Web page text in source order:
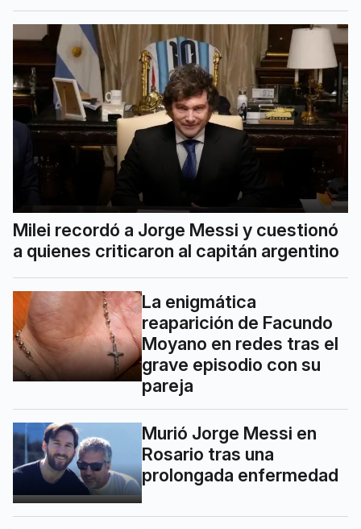
Milei recordó a Jorge Messi y cuestionó
a quienes criticaron al capitán argentino
La enigmática
reaparición de Facundo
Moyano en redes tras el
grave episodio con su
pareja
Murió Jorge Messi en
Rosario tras una
prolongada enfermedad